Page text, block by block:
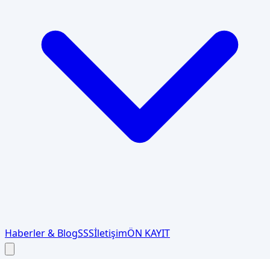
Haberler & BlogSSSİletişimÖN KAYIT